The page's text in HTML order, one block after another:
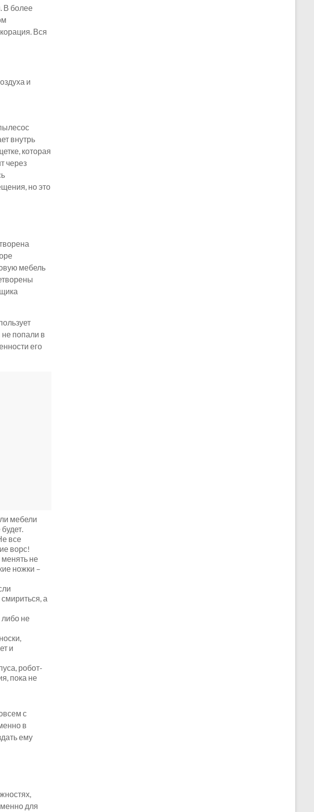
В более
Вся
и
внутрь
которая
через
но это
мебель
попали в
его
мебели
все
ворс!
не
ножки –
а
не
и
робот-
пока не
с
в
ему
для